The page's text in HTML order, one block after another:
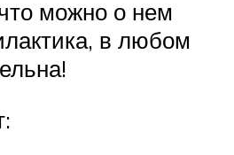
можно о нем
в любом